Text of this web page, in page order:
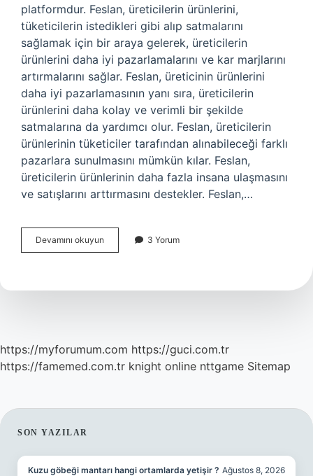
platformdur. Feslan, üreticilerin ürünlerini,
tüketicilerin istedikleri gibi alıp satmalarını
sağlamak için bir araya gelerek, üreticilerin
ürünlerini daha iyi pazarlamalarını ve kar marjlarını
artırmalarını sağlar. Feslan, üreticinin ürünlerini
daha iyi pazarlamasının yanı sıra, üreticilerin
ürünlerini daha kolay ve verimli bir şekilde
satmalarına da yardımcı olur. Feslan, üreticilerin
ürünlerinin tüketiciler tarafından alınabileceği farklı
pazarlara sunulmasını mümkün kılar. Feslan,
üreticilerin ürünlerinin daha fazla insana ulaşmasını
ve satışlarını arttırmasını destekler. Feslan,…
Devamını okuyun
ne
3 Yorum
https://myforumum.com https://guci.com.tr
https://famemed.com.tr knight online nttgame Sitemap
SIDEBAR
SON YAZILAR
Kuzu göbeği mantarı hangi ortamlarda yetişir ? Ağustos 8, 2026